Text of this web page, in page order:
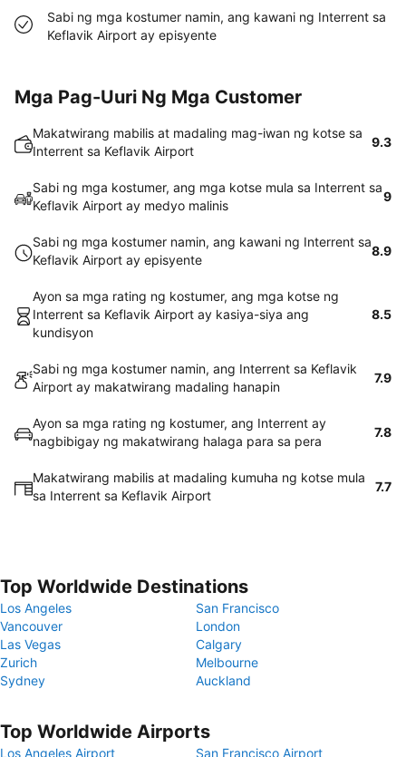
Sabi ng mga kostumer namin, ang kawani ng Interrent sa
Keflavik Airport ay episyente
Mga Pag-Uuri Ng Mga Customer
Makatwirang mabilis at madaling mag-iwan ng kotse sa
Interrent sa Keflavik Airport
9.3
Sabi ng mga kostumer, ang mga kotse mula sa Interrent sa
Keflavik Airport ay medyo malinis
9
Sabi ng mga kostumer namin, ang kawani ng Interrent sa
Keflavik Airport ay episyente
8.9
Ayon sa mga rating ng kostumer, ang mga kotse ng
Interrent sa Keflavik Airport ay kasiya-siya ang
kundisyon
8.5
Sabi ng mga kostumer namin, ang Interrent sa Keflavik
Airport ay makatwirang madaling hanapin
7.9
Ayon sa mga rating ng kostumer, ang Interrent ay
nagbibigay ng makatwirang halaga para sa pera
7.8
Makatwirang mabilis at madaling kumuha ng kotse mula
sa Interrent sa Keflavik Airport
7.7
Top Worldwide Destinations
Los Angeles
San Francisco
Vancouver
London
Las Vegas
Calgary
Zurich
Melbourne
Sydney
Auckland
Top Worldwide Airports
Los Angeles Airport San Francisco Airport